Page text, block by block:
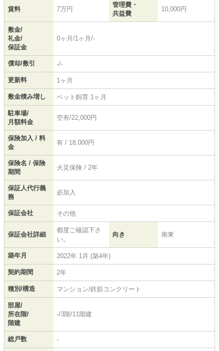
賃料 7万円
管理費・
共益費
10,000円
敷金/
礼金/
保証金
0ヶ月/1ヶ月/-
償却/敷引 -/-
更新料 1ヶ月
敷金積み増し ペット飼育:1ヶ月
駐車場/
月額料金
空有/22,000円
保険加入 / 料
金
有 / 18,000円
保険名 / 保険
期間
火災保険 / 2年
保証人代行義
務
必加入
保証会社 その他
保証会社詳細
都度ご確認下さ
い。
向き 南東
築年月 2022年 1月 (築4年)
契約期間 2年
種別/構造 マンション/鉄筋コンクリート
部屋/
所在階/
階建
-/3階/11階建
総戸数 -